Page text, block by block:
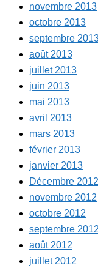
novembre 2013
octobre 2013
septembre
août 2013
juillet 2013
juin 2013
mai 2013
avril 2013
mars 2013
février 2013
janvier 2013
Décembre 2012
novembre 2012
octobre 2012
septembre 2012
août 2012
juillet 2012